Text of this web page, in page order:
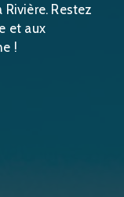
Restez
et aux
!